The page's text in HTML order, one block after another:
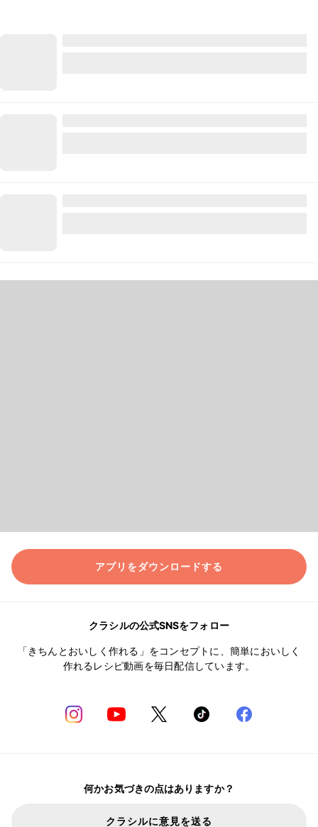
アプリをダウンロードする
クラシルの公式SNSをフォロー
「きちんとおいしく作れる」をコンセプトに、簡単においしく
作れるレシピ動画を毎日配信しています。
何かお気づきの点はありますか？
クラシルに意見を送る